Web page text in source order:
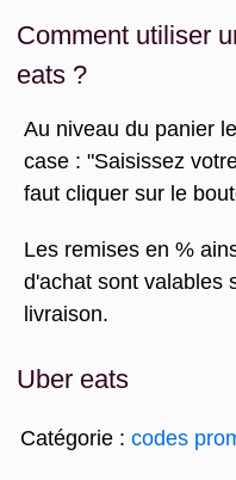
Comment utiliser
eats ?
Au niveau du panier
case : "Saisissez
faut cliquer sur le
Les remises en %
d'achat sont valables
livraison.
Uber eats
Catégorie : codes